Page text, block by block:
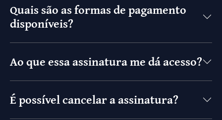
Quais são as formas de pagamento
disponíveis?
Ao que essa assinatura me dá acesso?
É possível cancelar a assinatura?